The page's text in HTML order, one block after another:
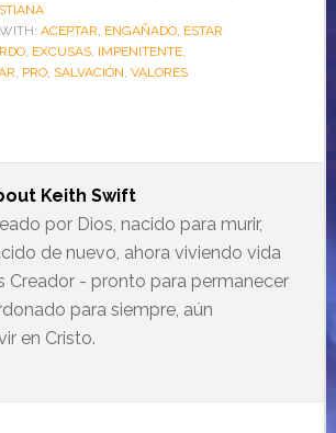
ACEPTAR, ENGAÑADO, ESTAR
, EXCUSAS, IMPENITENTE,
, PRO, SALVACIÓN, VALORES
Keith Swift
por Dios, nacido para murir,
de nuevo, ahora viviendo vida
Creador - pronto para permanecer
para siempre, aún
en Cristo.